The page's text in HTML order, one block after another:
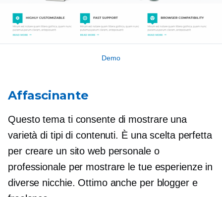
Demo
Affascinante
Questo tema ti consente di mostrare una
varietà di tipi di contenuti. È una scelta perfetta
per creare un sito web personale o
professionale per mostrare le tue esperienze in
diverse nicchie. Ottimo anche per blogger e